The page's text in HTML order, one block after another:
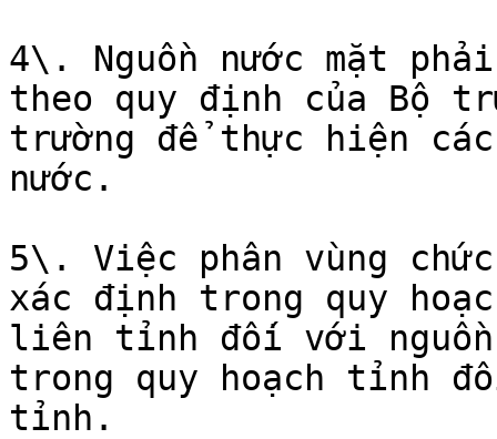
4\. Nguồn nước mặt
theo quy định của Bộ
trường để thực hiện
nước.
5\. Việc phân vùng chức
xác định trong quy
liên tỉnh đối với
trong quy hoạch tỉnh
tỉnh.